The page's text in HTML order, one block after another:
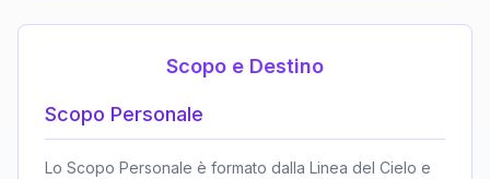
Scopo e Destino
Scopo Personale
Lo Scopo Personale è formato dalla Linea del Cielo e